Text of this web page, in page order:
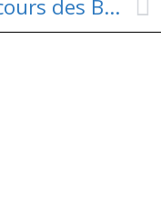
Concours des Bœufs de Noël